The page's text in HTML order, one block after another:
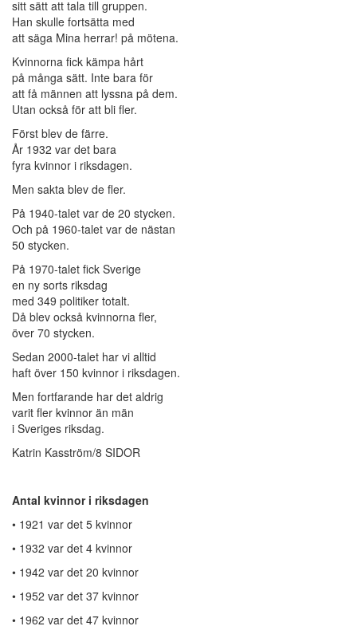
sitt sätt att tala till gruppen.
Han skulle fortsätta med
att säga Mina herrar! på mötena.
Kvinnorna fick kämpa hårt
på många sätt. Inte bara för
att få männen att lyssna på dem.
Utan också för att bli fler.
Först blev de färre.
År 1932 var det bara
fyra kvinnor i riksdagen.
Men sakta blev de fler.
På 1940-talet var de 20 stycken.
Och på 1960-talet var de nästan
50 stycken.
På 1970-talet fick Sverige
en ny sorts riksdag
med 349 politiker totalt.
Då blev också kvinnorna fler,
över 70 stycken.
Sedan 2000-talet har vi alltid
haft över 150 kvinnor i riksdagen.
Men fortfarande har det aldrig
varit fler kvinnor än män
i Sveriges riksdag.
Katrin Kasström/8 SIDOR
Antal kvinnor i riksdagen
• 1921 var det 5 kvinnor
• 1932 var det 4 kvinnor
• 1942 var det 20 kvinnor
• 1952 var det 37 kvinnor
• 1962 var det 47 kvinnor